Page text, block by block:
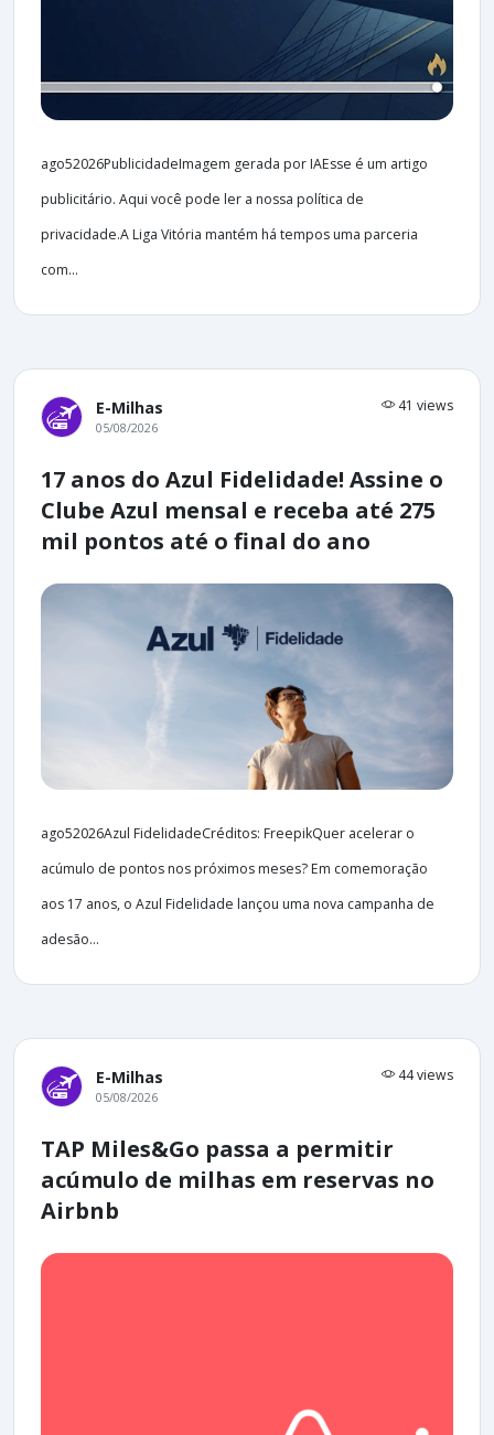
ago52026PublicidadeImagem gerada por IAEsse é um artigo
publicitário. Aqui você pode ler a nossa política de
privacidade.A Liga Vitória mantém há tempos uma parceria
com...
E-Milhas 41 views
05/08/2026
17 anos do Azul Fidelidade! Assine o
Clube Azul mensal e receba até 275
mil pontos até o final do ano
ago52026Azul FidelidadeCréditos: FreepikQuer acelerar o
acúmulo de pontos nos próximos meses? Em comemoração
aos 17 anos, o Azul Fidelidade lançou uma nova campanha de
adesão...
E-Milhas 44 views
05/08/2026
TAP Miles&Go passa a permitir
acúmulo de milhas em reservas no
Airbnb